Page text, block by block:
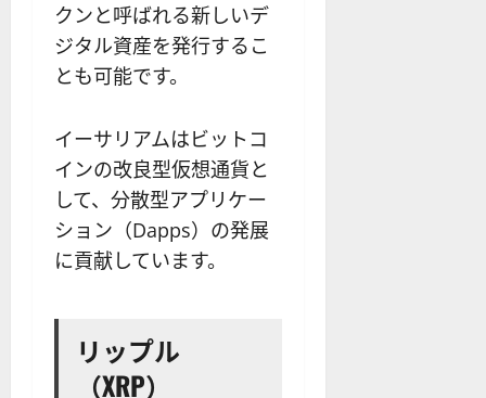
クンと呼ばれる新しいデ
ジタル資産を発行するこ
とも可能です。
イーサリアムはビットコ
インの改良型仮想通貨と
して、分散型アプリケー
ション（Dapps）の発展
に貢献しています。
リップル
（XRP）